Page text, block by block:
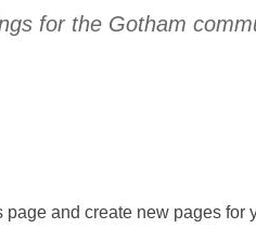
for the Gotham
page and create new pages for